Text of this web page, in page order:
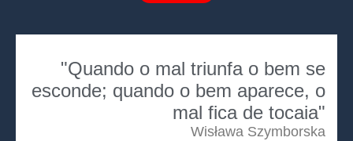
"Quando o mal triunfa o bem se
esconde; quando o bem aparece, o
mal fica de tocaia"
Wisława Szymborska